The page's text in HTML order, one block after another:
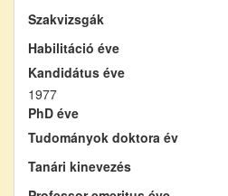
Szakvizsgák
Habilitáció éve
Kandidátus éve
1977
PhD éve
Tudományok doktora év
Tanári kinevezés